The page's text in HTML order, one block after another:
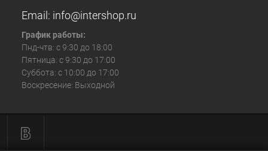
Email: info@intershop.ru
График работы:
Пнд-чтв: с 9:30 до 18:00
Пятница: с 9:30 до 17:00
Суббота: с 10:00 до 17:00
Воскресение: Выходной